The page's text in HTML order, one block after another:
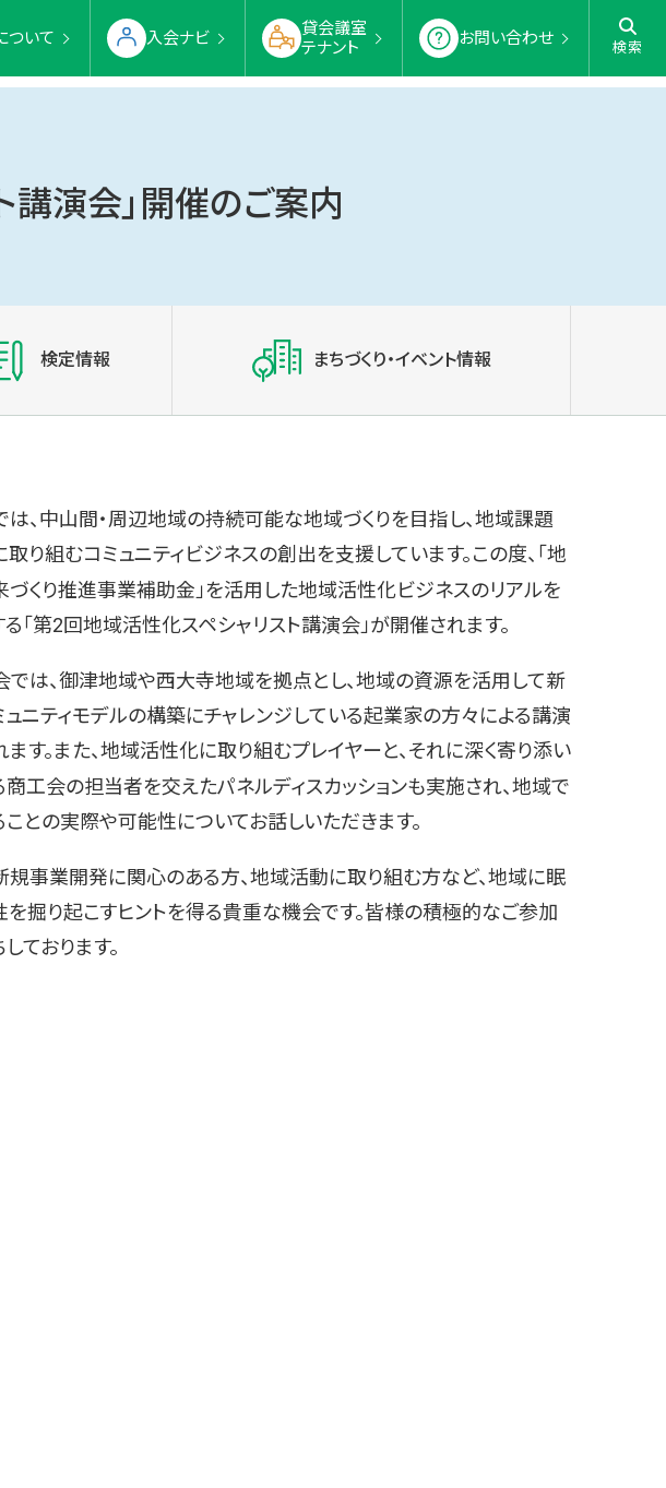
ついて 入会ナビ
貸会議室
テナント
お問い合わせ 検索
講演会」開催のご案内
検定情報 まちづくり・イベント情報
は、中山間・周辺地域の持続可能な地域づくりを目指し、地域課題
取り組むコミュニティビジネスの創出を支援しています。この度、「地
づくり推進事業補助金」を活用した地域活性化ビジネスのリアルを
る「第2回地域活性化スペシャリスト講演会」が開催されます。
では、御津地域や西大寺地域を拠点とし、地域の資源を活用して新
ュニティモデルの構築にチャレンジしている起業家の方々による講演
ます。また、地域活性化に取り組むプレイヤーと、それに深く寄り添い
商工会の担当者を交えたパネルディスカッションも実施され、地域で
ことの実際や可能性についてお話しいただきます。
規事業開発に関心のある方、地域活動に取り組む方など、地域に眠
を掘り起こすヒントを得る貴重な機会です。皆様の積極的なご参加
ております。